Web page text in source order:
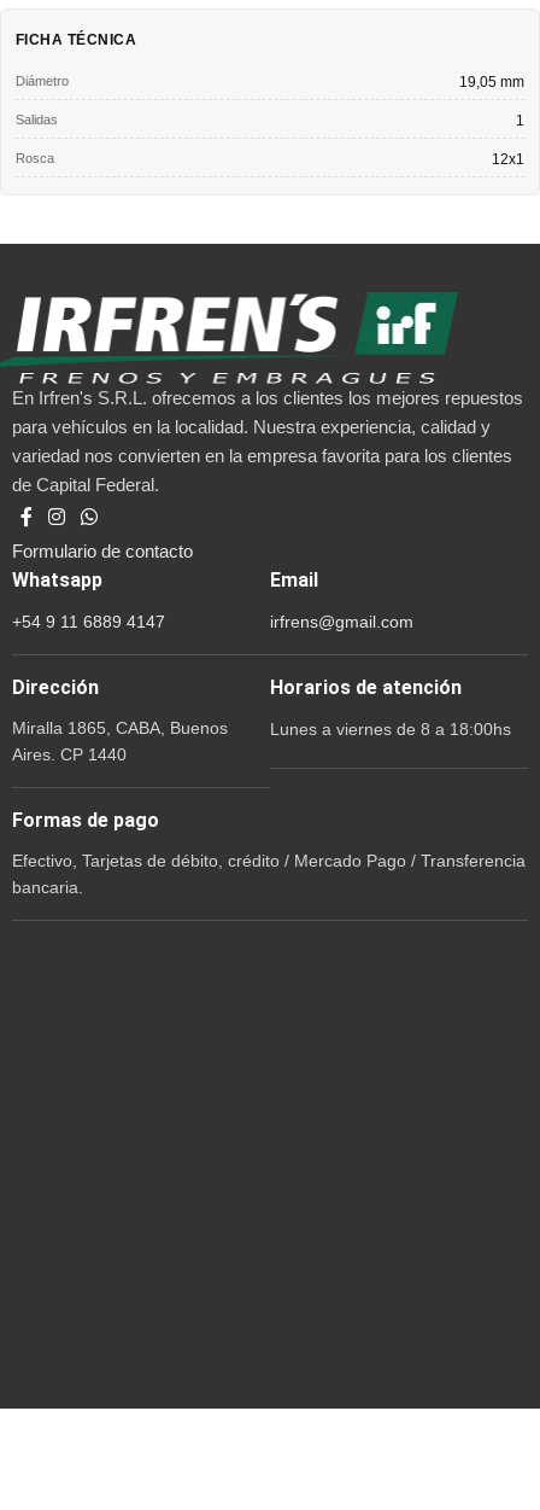
FICHA TÉCNICA
Diámetro 19,05 mm
Salidas 1
Rosca 12x1
En Irfren's S.R.L. ofrecemos a los clientes los mejores repuestos
para vehículos en la localidad. Nuestra experiencia, calidad y
variedad nos convierten en la empresa favorita para los clientes
de Capital Federal.
Formulario de contacto
Whatsapp
+54 9 11 6889 4147
Email
irfrens@gmail.com
Dirección
Miralla 1865, CABA, Buenos
Aires. CP 1440
Horarios de atención
Lunes a viernes de 8 a 18:00hs
Formas de pago
Efectivo, Tarjetas de débito, crédito / Mercado Pago / Transferencia
bancaria.